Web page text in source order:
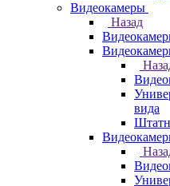
Видеокамеры
Назад
вида